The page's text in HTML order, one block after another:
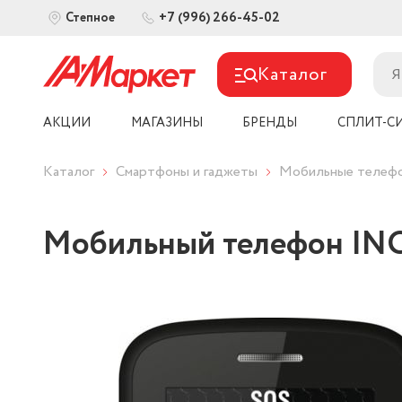
Степное +7 (996) 266-45-02
Каталог
АКЦИИ МАГАЗИНЫ БРЕНДЫ СПЛИТ-
Каталог Смартфоны и гаджеты Мобильные
Мобильный телефон